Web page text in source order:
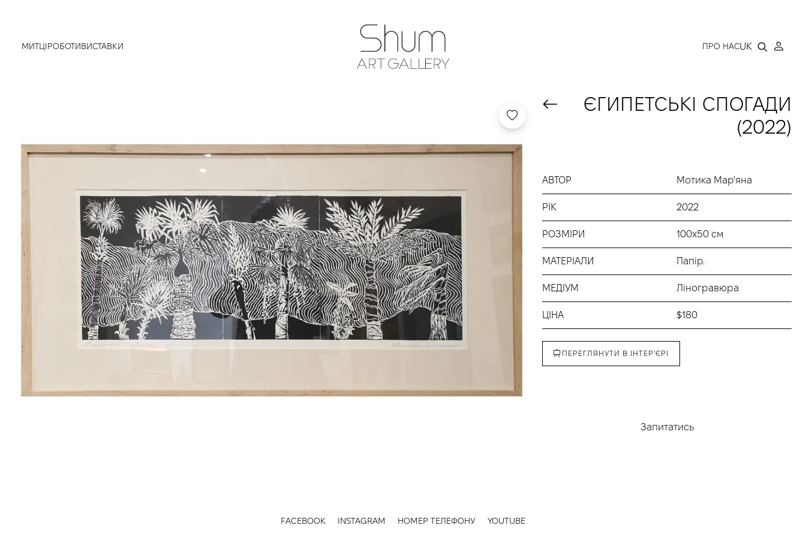
МИТЦІРОБОТИВИСТАВКИ SHUM ART GALLERY ПРО НАСUK
ЄГИПЕТСЬКІ СПОГАДИ
(2022)
АВТОР Мотика Мар'яна
РІК 2022
РОЗМІРИ 100х50 см
МАТЕРІАЛИ Папір.
МЕДІУМ Ліногравюра
ЦІНА $180
ПЕРЕГЛЯНУТИ В ІНТЕР'ЄРІ
Запитатись
FACEBOOK INSTAGRAM НОМЕР ТЕЛЕФОНУ YOUTUBE